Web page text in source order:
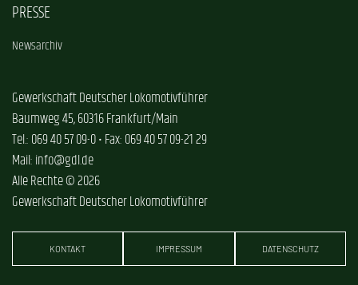
PRESSE
Newsarchiv
Gewerkschaft Deutscher Lokomotivführer
Baumweg 45, 60316 Frankfurt/Main
Tel.: 069 40 57 09-0 • Fax: 069 40 57 09-21 29
Mail: info@gdl.de
Alle Rechte © 2026
Gewerkschaft Deutscher Lokomotivführer
KONTAKT IMPRESSUM DATENSCHUTZ